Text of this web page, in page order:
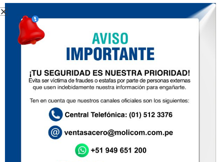
BOBINAS Y PLANCHAS
LAMINADAS EN FRÍO